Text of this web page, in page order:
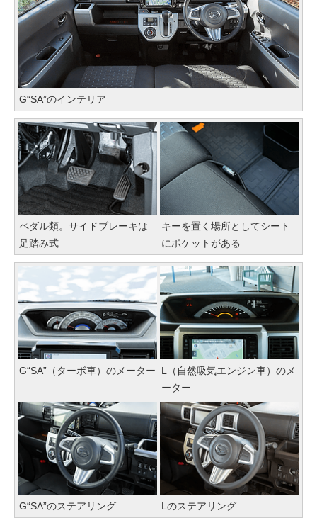
G“SA”のインテリア
ペダル類。サイドブレーキは
足踏み式
キーを置く場所としてシート
にポケットがある
G“SA”（ターボ車）のメーター
L（自然吸気エンジン車）のメ
ーター
G“SA”のステアリング Lのステアリング